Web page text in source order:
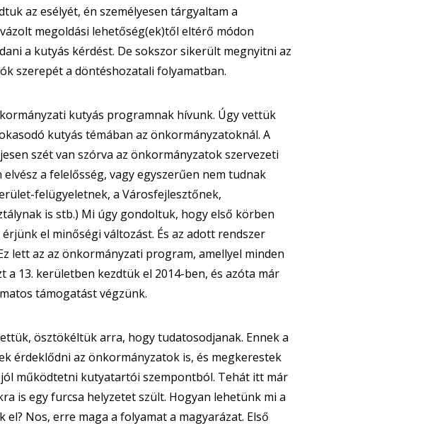
az esélyét, én személyesen tárgyaltam a
megoldási lehetőség(ek)től eltérő módon
a kutyás kérdést. De sokszor sikerült megnyitni az
szerepét a döntéshozatali folyamatban.
kutyás programnak hívunk. Úgy vettük
kutyás témában az önkormányzatoknál. A
szét van szórva az önkormányzatok szervezeti
a felelősség, vagy egyszerűen nem tudnak
felügyeletnek, a Városfejlesztőnek,
is stb.) Mi úgy gondoltuk, hogy első körben
el minőségi változást. És az adott rendszer
lett az az önkormányzati program, amellyel minden
13. kerületben kezdtük el 2014-ben, és azóta már
támogatást végzünk.
ösztökéltük arra, hogy tudatosodjanak. Ennek a
érdeklődni az önkormányzatok is, és megkerestek
működtetni kutyatartói szempontból. Tehát itt már
is egy furcsa helyzetet szült. Hogyan lehetünk mi a
Nos, erre maga a folyamat a magyarázat. Első